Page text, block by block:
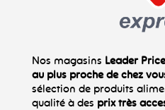
Nos magasins Leader
au plus proche de chez
sélection de produits
qualité à des prix très